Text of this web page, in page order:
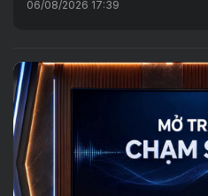
06/08/2026 17:39